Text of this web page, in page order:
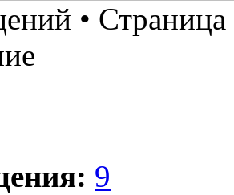
• Страница
9